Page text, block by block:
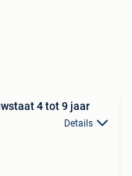
4 tot 9 jaar
Details